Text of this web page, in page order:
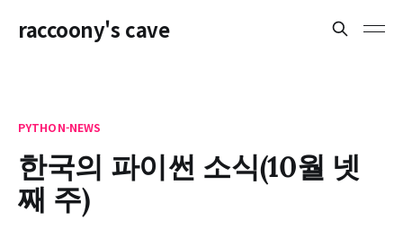
raccoony's cave
PYTHON-NEWS
한국의 파이썬 소식(10월 넷
째 주)